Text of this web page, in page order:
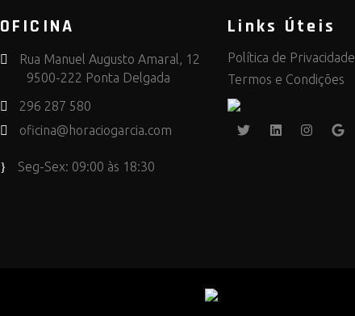
OFICINA
Rua Manuel Augusto Amaral, 12
9500-222 Ponta Delgada
296 287 580
oficina@horaciogarcia.com
Seg-Sex: 09:00 às 18:30
Links Úteis
Política de Privacidade
Termos e Condições